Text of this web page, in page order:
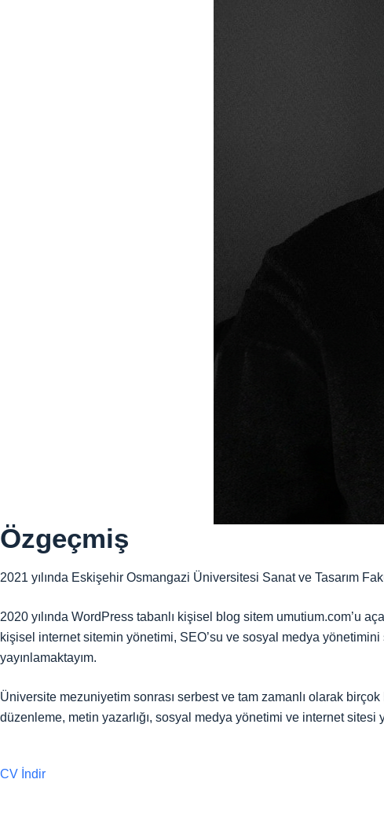
Özgeçmiş
2021 yılında Eskişehir Osmangazi Üniversitesi Sanat ve Tasarım
2020 yılında WordPress tabanlı kişisel blog sitem umutium.com’u
kişisel internet sitemin yönetimi, SEO’su ve sosyal medya
yayınlamaktayım.
Üniversite mezuniyetim sonrası serbest ve tam zamanlı olarak
düzenleme, metin yazarlığı, sosyal medya yönetimi ve internet
CV İndir